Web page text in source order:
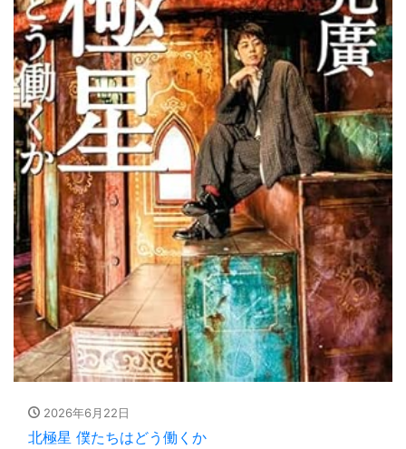
2026年6月22日
北極星 僕たちはどう働くか